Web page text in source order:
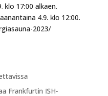
klo 17:00 alkaen.
4.9. klo 12:00.
2023/
Frankfurtin ISH-